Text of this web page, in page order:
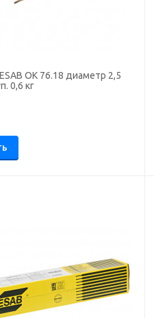
ОК 76.18 диаметр 2,5
0,6 кг